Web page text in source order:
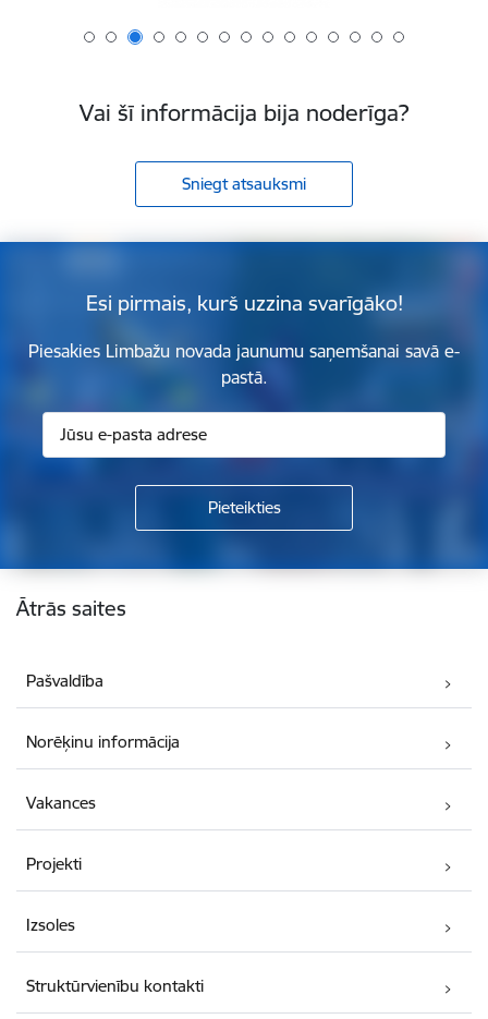
Vai šī informācija bija noderīga?
Sniegt atsauksmi
Esi pirmais, kurš uzzina svarīgāko!
Piesakies Limbažu novada jaunumu saņemšanai savā e-
pastā.
Kājene
Ātrās saites
Pašvaldība
Norēķinu informācija
Vakances
Projekti
Izsoles
Struktūrvienību kontakti